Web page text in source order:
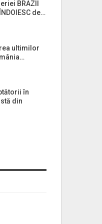
BRAZII
de…
ultimilor
în
din